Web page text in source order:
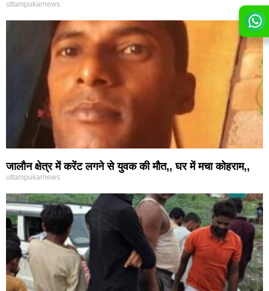
uttampukarnews
जालौन क्षेत्र में करेंट लगने से युवक की मौत,, घर में मचा कोहराम,,
uttampukarnews